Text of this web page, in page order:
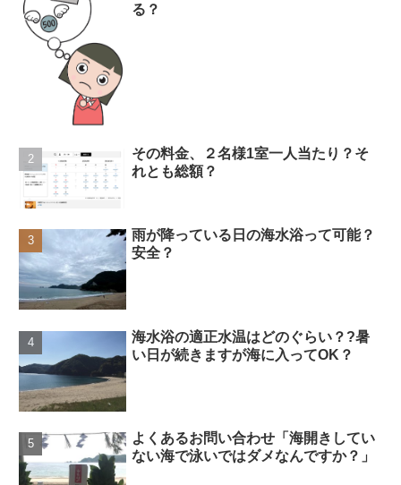
る？
その料金、２名様1室一人当たり？そ
れとも総額？
雨が降っている日の海水浴って可能？
安全？
海水浴の適正水温はどのぐらい？?暑
い日が続きますが海に入ってOK？
よくあるお問い合わせ「海開きしてい
ない海で泳いではダメなんですか？」